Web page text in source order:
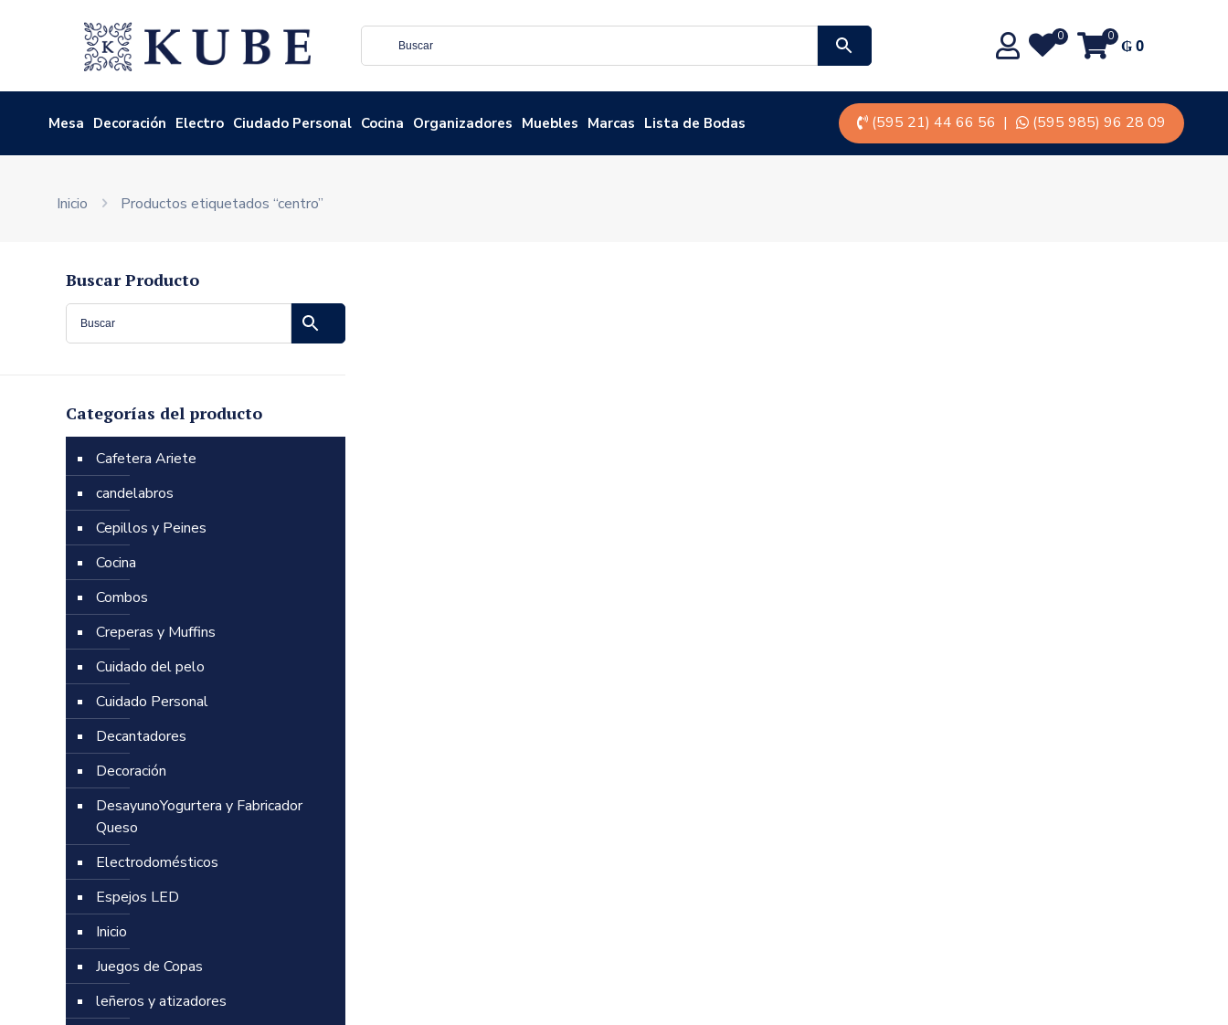
0 0 ₲0
Mesa Decoración Electro Ciudado Personal Cocina Organizadores Muebles Marcas Lista de Bodas (595 21) 44 66 56 | (595 985) 96 28 09
Inicio Productos etiquetados “centro”
Buscar Producto
Categorías del producto
Cafetera Ariete
candelabros
Cepillos y Peines
Cocina
Combos
Creperas y Muffins
Cuidado del pelo
Cuidado Personal
Decantadores
Decoración
DesayunoYogurtera y Fabricador
Queso
Electrodomésticos
Espejos LED
Inicio
Juegos de Copas
leñeros y atizadores